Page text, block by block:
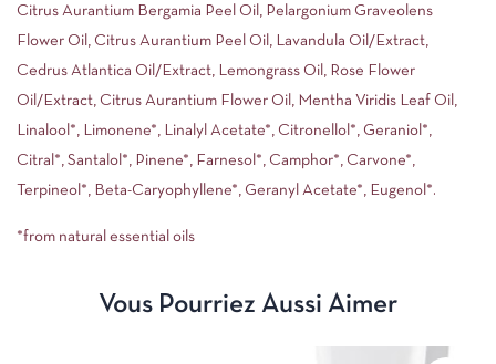
Citrus Aurantium Bergamia Peel Oil, Pelargonium Graveolens
Flower Oil, Citrus Aurantium Peel Oil, Lavandula Oil/Extract,
Cedrus Atlantica Oil/Extract, Lemongrass Oil, Rose Flower
Oil/Extract, Citrus Aurantium Flower Oil, Mentha Viridis Leaf Oil,
Linalool*, Limonene*, Linalyl Acetate*, Citronellol*, Geraniol*,
Citral*, Santalol*, Pinene*, Farnesol*, Camphor*, Carvone*,
Terpineol*, Beta-Caryophyllene*, Geranyl Acetate*, Eugenol*.
*from natural essential oils
Vous Pourriez Aussi Aimer